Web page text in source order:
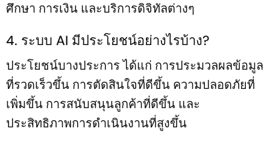
ศึกษา การเงิน และบริการดิจิทัลต่างๆ
4. ระบบ AI มีประโยชน์อย่างไรบ้าง?
ประโยชน์บางประการ ได้แก่ การประมวลผลข้อมูล
ที่รวดเร็วขึ้น การตัดสินใจที่ดีขึ้น ความปลอดภัยที่
เพิ่มขึ้น การสนับสนุนลูกค้าที่ดีขึ้น และ
ประสิทธิภาพการดำเนินงานที่สูงขึ้น